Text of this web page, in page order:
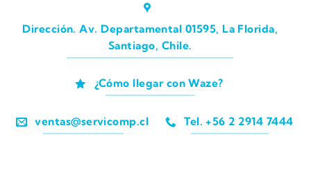
Dirección. Av. Departamental 01595, La Florida,
Santiago, Chile.
¿Cómo llegar con Waze?
ventas@servicomp.cl Tel. +56 2 2914 7444